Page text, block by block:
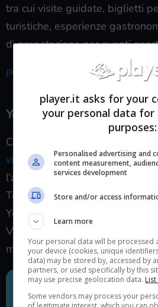
tra cui visite guidate, biglietti
turistiche, esperienze
di prenotazione per eventi
Puoi scaricare l’app qui
Yeppik
Concludiamo la rassegna con
vi abbiamo già parlato in un
l’alternativa italiana che vuole
Telegram.
Yeppik è stata fondata da una
Vicenza e si tratta a tutti gli
messaggistica istantanea.
player.it asks for your
your personal data
purposes:
Personalised advertising and
content measurement,
services development
Store and/or access
Learn more
Your personal data will be
your device (cookies, unique
data) may be stored by, accessed by
partners, or used specifically by this
may use precise geolocation data.
Some vendors may process your